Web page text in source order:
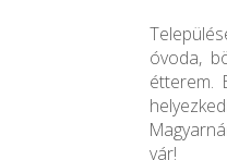
óvoda,
étterem.
vár!